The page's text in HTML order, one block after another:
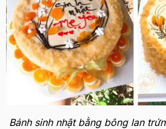
Bánh sinh nhật bằng bông lan